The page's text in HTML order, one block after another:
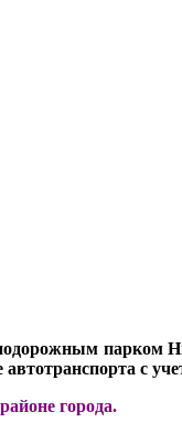
автотранспорта с
города.